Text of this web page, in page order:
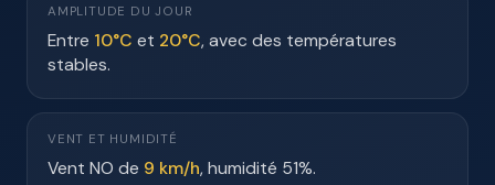
AMPLITUDE DU JOUR
Entre 10°C et 20°C, avec des températures
stables.
VENT ET HUMIDITÉ
Vent NO de 9 km/h, humidité 51%.